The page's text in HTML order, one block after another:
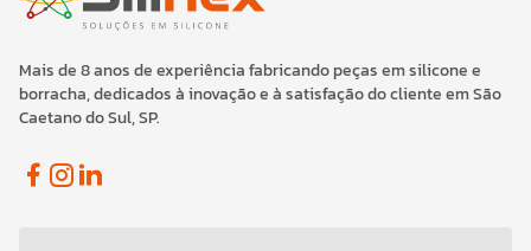
Mais de 8 anos de experiência fabricando peças em silicone e
borracha, dedicados à inovação e à satisfação do cliente em São
Caetano do Sul, SP.
FacebookInstagram